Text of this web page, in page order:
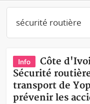
Info
Côte
Sécurité
transport de
prévenir les